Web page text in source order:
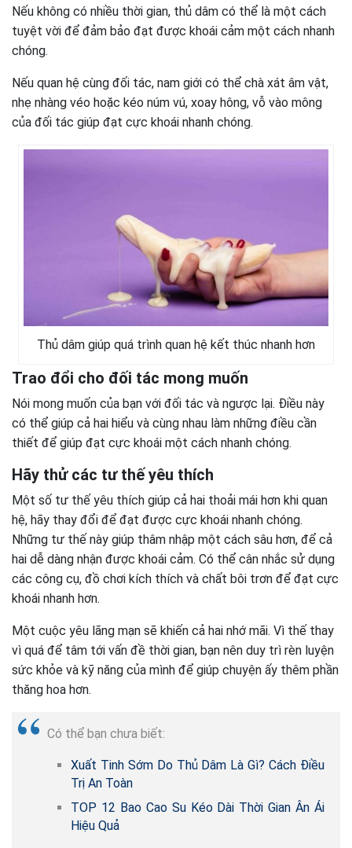
Nếu không có nhiều thời gian, thủ dâm có thể là một cách
tuyệt vời để đảm bảo đạt được khoái cảm một cách nhanh
chóng.
Nếu quan hệ cùng đối tác, nam giới có thể chà xát âm vật,
nhẹ nhàng véo hoặc kéo núm vú, xoay hông, vỗ vào mông
của đối tác giúp đạt cực khoái nhanh chóng.
Thủ dâm giúp quá trình quan hệ kết thúc nhanh hơn
Trao đổi cho đối tác mong muốn
Nói mong muốn của bạn với đối tác và ngược lại. Điều này
có thể giúp cả hai hiểu và cùng nhau làm những điều cần
thiết để giúp đạt cực khoái một cách nhanh chóng.
Hãy thử các tư thế yêu thích
Một số tư thế yêu thích giúp cả hai thoải mái hơn khi quan
hệ, hãy thay đổi để đạt được cực khoái nhanh chóng.
Những tư thế này giúp thâm nhập một cách sâu hơn, để cả
hai dễ dàng nhận được khoái cảm. Có thể cân nhắc sử dụng
các công cụ, đồ chơi kích thích và chất bôi trơn để đạt cực
khoái nhanh hơn.
Một cuộc yêu lãng mạn sẽ khiến cả hai nhớ mãi. Vì thế thay
vì quá để tâm tới vấn đề thời gian, bạn nên duy trì rèn luyện
sức khỏe và kỹ năng của mình để giúp chuyện ấy thêm phần
thăng hoa hơn.
Có thể bạn chưa biết:
Xuất Tinh Sớm Do Thủ Dâm Là Gì? Cách Điều
Trị An Toàn
TOP 12 Bao Cao Su Kéo Dài Thời Gian Ân Ái
Hiệu Quả